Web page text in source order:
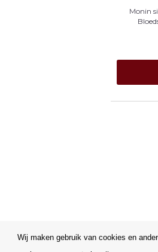
Wij maken gebruik van cookies en
Monin